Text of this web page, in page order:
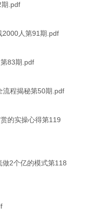
期.pdf
2000人第91期.pdf
83期.pdf
流程揭秘第50期.pdf
的实操心得第119
2个亿的模式第118